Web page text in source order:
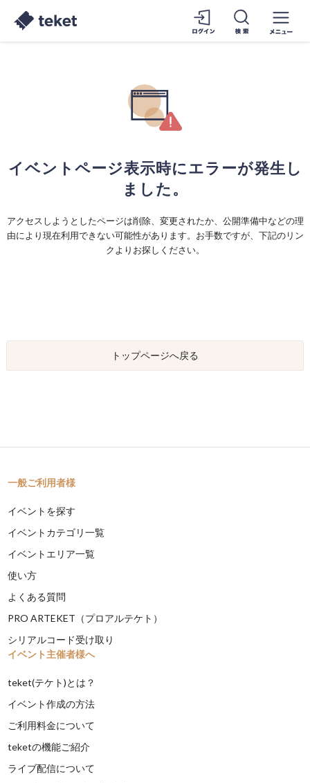
イベントページ表示時にエラーが発生し
ました。
アクセスしようとしたページは削除、変更されたか、公開準備中などの理
由により現在利用できない可能性があります。お手数ですが、下記のリン
クよりお探しください。
トップページへ戻る
一般ご利用者様
イベントを探す
イベントカテゴリ一覧
イベントエリア一覧
使い方
よくある質問
PRO ARTEKET（プロアルテケト）
シリアルコード受け取り
イベント主催者様へ
teket(テケト)とは？
イベント作成の方法
ご利用料金について
teketの機能ご紹介
ライブ配信について